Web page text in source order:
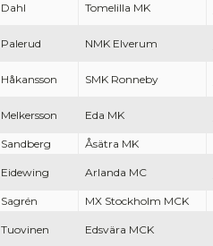
Dahl Tomelilla MK
Palerud NMK Elverum
Håkansson SMK Ronneby
Melkersson Eda MK
Sandberg Åsätra MK
Eidewing Arlanda MC
Sagrén MX Stockholm MCK
Tuovinen Edsvära MCK